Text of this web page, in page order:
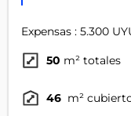
Expensas : 5.300
50 m² totales
46 m²